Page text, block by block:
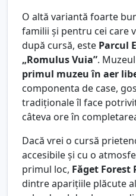
O altă variantă foarte
familii și pentru cei care
după cursă, este Parcul
„Romulus Vuia”.
primul muzeu în aer
componenta de case,
tradiționale îl face
câteva ore în
Dacă vrei o cursă
accesibile și cu o
primul loc, Făget Forest
dintre aparițiile plăcute